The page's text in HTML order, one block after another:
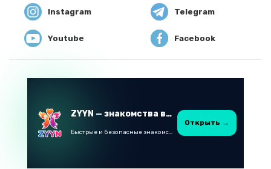
Instagram Telegram
Youtube Facebook
ZYYN — знакомства в Казахстане
Быстрые и безопасные знакомства в Telegram
Открыть →